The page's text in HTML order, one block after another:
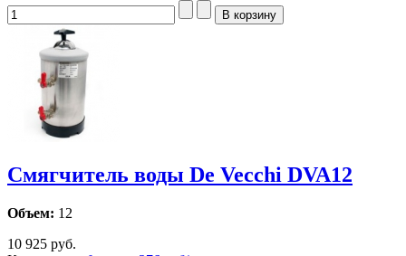
Смягчитель воды De Vecchi DVA12
Объем: 12
10 925 руб.